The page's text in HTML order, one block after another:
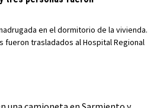
en el dormitorio de la vivienda.
fueron trasladados al Hospital Regional